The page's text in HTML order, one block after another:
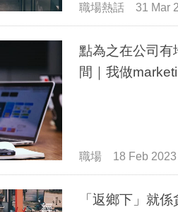
職場熱話 31 Mar
點為之在公司有
間｜我做
職場 18 Feb 2023
「返鄉下」就